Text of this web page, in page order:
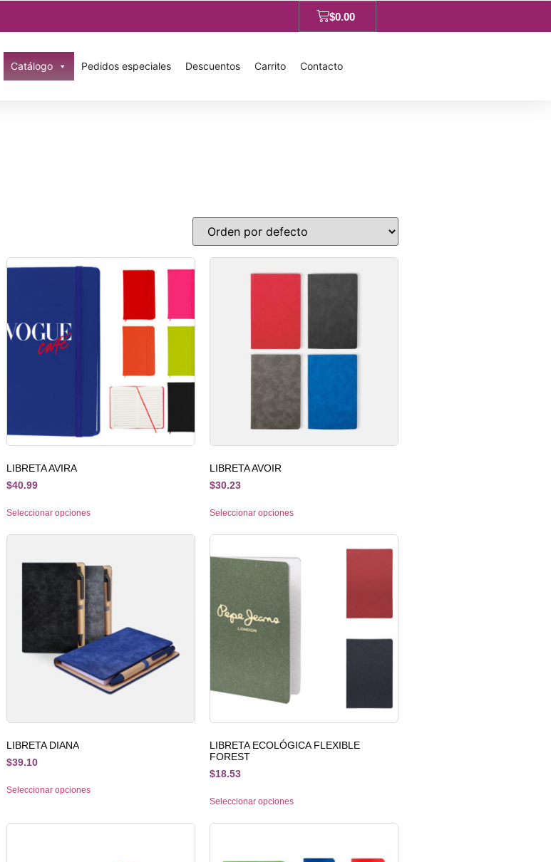
$0.00
Catálogo Pedidos especiales Descuentos Carrito Contacto
LIBRETA AVIRA
$40.99
Seleccionar opciones
LIBRETA AVOIR
$30.23
Seleccionar opciones
LIBRETA DIANA
$39.10
Seleccionar opciones
LIBRETA ECOLÓGICA FLEXIBLE
FOREST
$18.53
Seleccionar opciones